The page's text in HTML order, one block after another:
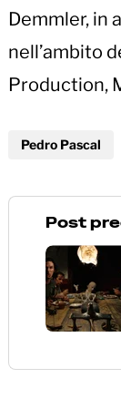
Demmler, in
nell’ambito
Production,
Pedro Pascal
Post